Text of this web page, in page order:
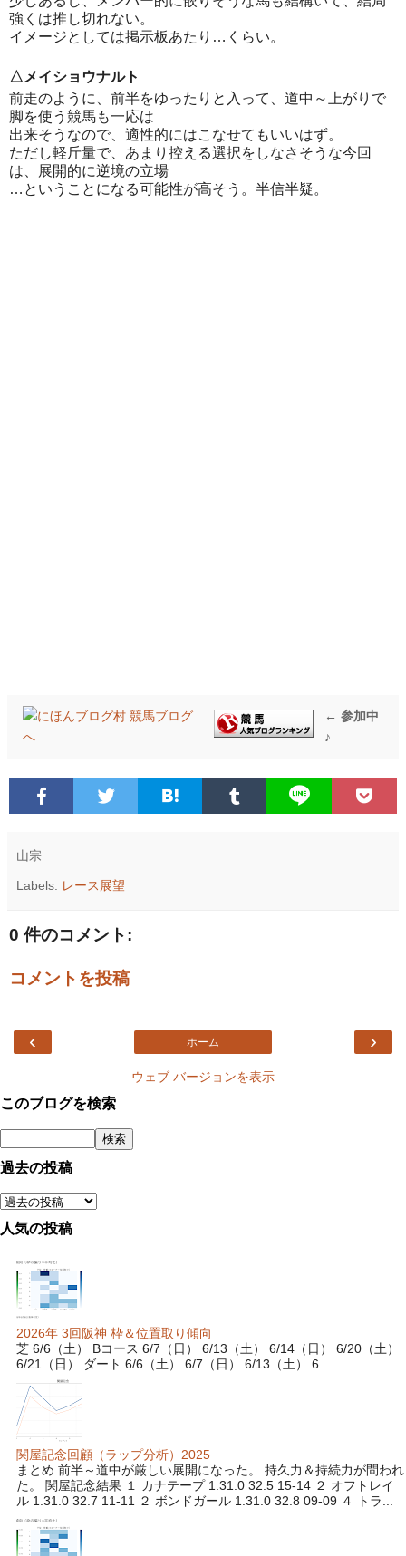
強くは推し切れない。
イメージとしては掲示板あたり…くらい。
△メイショウナルト
前走のように、前半をゆったりと入って、道中～上がりで
脚を使う競馬も一応は
出来そうなので、適性的にはこなせてもいいはず。
ただし軽斤量で、あまり控える選択をしなさそうな今回
は、展開的に逆境の立場
…ということになる可能性が高そう。半信半疑。
← 参加中
♪
山宗
Labels: レース展望
0 件のコメント:
コメントを投稿
‹ ›
ホーム
ウェブ バージョンを表示
このブログを検索
過去の投稿
人気の投稿
2026年 3回阪神 枠＆位置取り傾向
芝 6/6（土） Bコース 6/7（日） 6/13（土） 6/14（日） 6/20（土）
6/21（日） ダート 6/6（土） 6/7（日） 6/13（土） 6...
関屋記念回顧（ラップ分析）2025
まとめ 前半～道中が厳しい展開になった。 持久力＆持続力が問われ
た。 関屋記念結果 １ カナテープ 1.31.0 32.5 15-14 ２ オフトレイ
ル 1.31.0 32.7 11-11 ２ ボンドガール 1.31.0 32.8 09-09 ４ トラ...